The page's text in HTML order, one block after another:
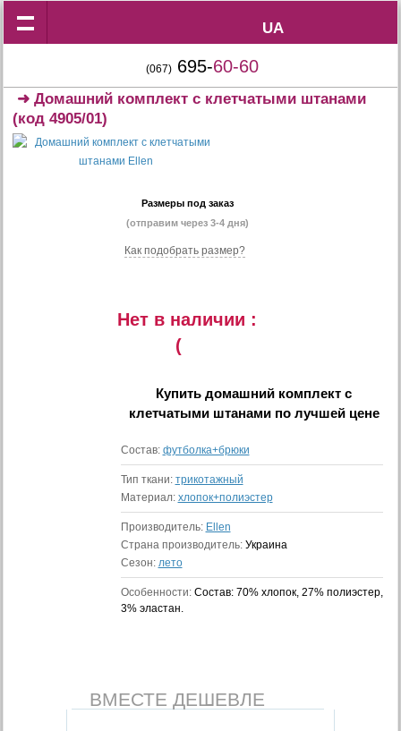
UA
UA
(067) 695-60-60
➜Домашний комплект с клетчатыми штанами
(код 4905/01)
Размеры под заказ
(отправим через 3-4 дня)
Как подобрать размер?
Нет в наличии :
(
Купитьдомашний комплект с
клетчатыми штанамипо лучшей цене
Состав: футболка+брюки
Тип ткани: трикотажный
Материал: хлопок+полиэстер
Производитель: Ellen
Страна производитель: Украина
Сезон: лето
Особенности: Состав: 70% хлопок, 27% полиэстер,
3% эластан.
ВМЕСТЕ ДЕШЕВЛЕ